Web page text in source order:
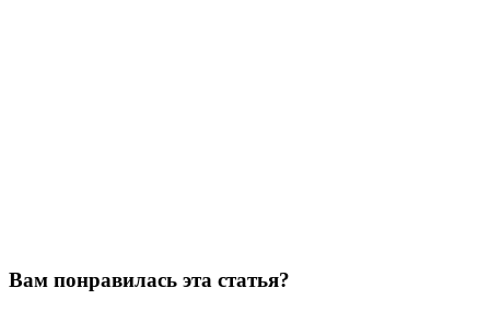
Вам понравилась эта статья?